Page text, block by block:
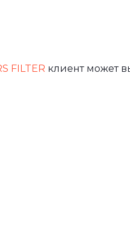
FILTER клиент может